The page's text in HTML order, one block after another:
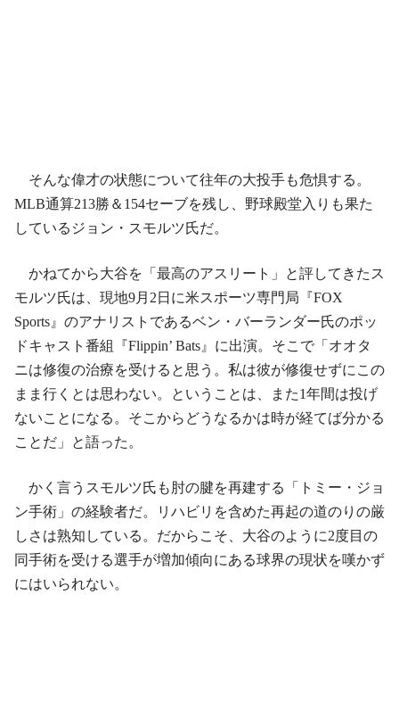
そんな偉才の状態について往年の大投手も危惧する。
MLB通算213勝＆154セーブを残し、野球殿堂入りも果た
しているジョン・スモルツ氏だ。
かねてから大谷を「最高のアスリート」と評してきたス
モルツ氏は、現地9月2日に米スポーツ専門局『FOX
Sports』のアナリストであるベン・バーランダー氏のポッ
ドキャスト番組『Flippin’ Bats』に出演。そこで「オオタ
ニは修復の治療を受けると思う。私は彼が修復せずにこの
まま行くとは思わない。ということは、また1年間は投げ
ないことになる。そこからどうなるかは時が経てば分かる
ことだ」と語った。
かく言うスモルツ氏も肘の腱を再建する「トミー・ジョ
ン手術」の経験者だ。リハビリを含めた再起の道のりの厳
しさは熟知している。だからこそ、大谷のように2度目の
同手術を受ける選手が増加傾向にある球界の現状を嘆かず
にはいられない。